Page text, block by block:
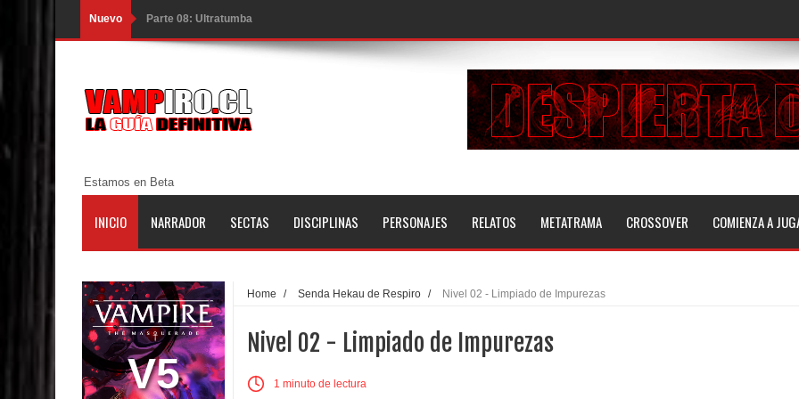
Nuevo Parte 08: Ultratumba
Parte 07: Asuntos que Resolver
Parte 06: El Trato con los Muertos
Parte 05: Sitiados
Parte 01: Escondido a Plena Luz
Parte 02: El Enemigo de mi Enemigo
Parte 06: Coletazos
Parte 05: Los Horrores del Infierno
Estamos en Beta
INICIO NARRADOR SECTAS DISCIPLINAS PERSONAJES RELATOS METATRAMA CROSSOVER COMIENZA A
V5
Home / Senda Hekau de Respiro / Nivel 02 - Limpiado de Impurezas
Nivel 02 - Limpiado de Impurezas
1 minuto de lectura